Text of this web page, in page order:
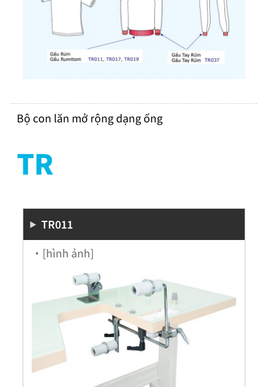
Bộ con lăn mở rộng dạng ống
TR
TR011
・[hình ảnh]